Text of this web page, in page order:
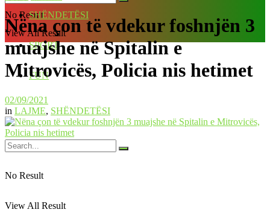
No Result
View All Result
SHËNDETËSI
SPORT
FUN
No Result
View All Result
Nëna çon të vdekur foshnjën 3
muajshe në Spitalin e
Mitrovicës, Policia nis hetimet
02/09/2021
in LAJME, SHËNDETËSI